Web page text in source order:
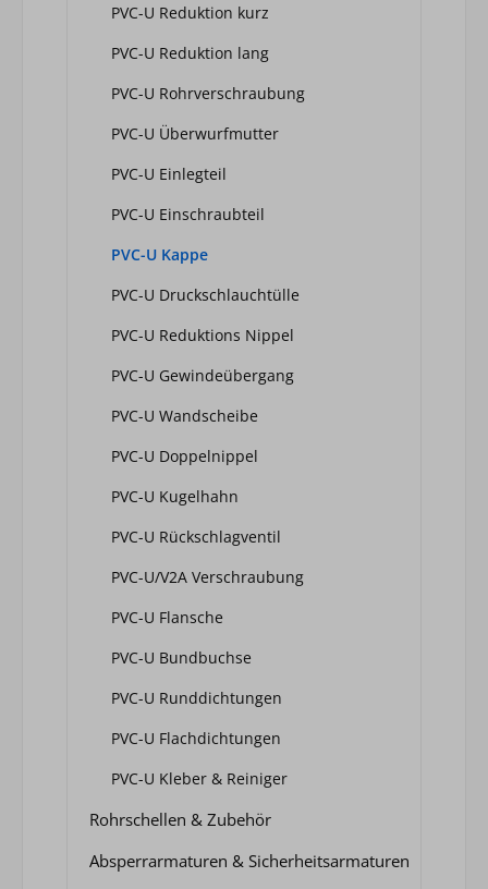
PVC-U Reduktion kurz
PVC-U Reduktion lang
PVC-U Rohrverschraubung
PVC-U Überwurfmutter
PVC-U Einlegteil
PVC-U Einschraubteil
PVC-U Kappe
PVC-U Druckschlauchtülle
PVC-U Reduktions Nippel
PVC-U Gewindeübergang
PVC-U Wandscheibe
PVC-U Doppelnippel
PVC-U Kugelhahn
PVC-U Rückschlagventil
PVC-U/V2A Verschraubung
PVC-U Flansche
PVC-U Bundbuchse
PVC-U Runddichtungen
PVC-U Flachdichtungen
PVC-U Kleber & Reiniger
Rohrschellen & Zubehör
Absperrarmaturen & Sicherheitsarmaturen